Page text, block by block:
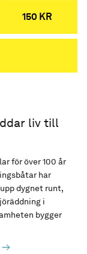
150 KR
liv till
för över 100 år
har
dygnet runt,
i
bygger